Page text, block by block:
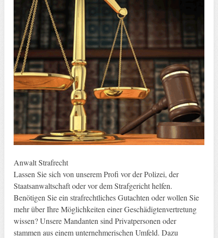
Anwalt Strafrecht
Lassen Sie sich von unserem Profi vor der Polizei, der
Staatsanwaltschaft oder vor dem Strafgericht helfen.
Benötigen Sie ein strafrechtliches Gutachten oder wollen Sie
mehr über Ihre Möglichkeiten einer Geschädigtenvertretung
wissen? Unsere Mandanten sind Privatpersonen oder
stammen aus einem unternehmerischen Umfeld. Dazu